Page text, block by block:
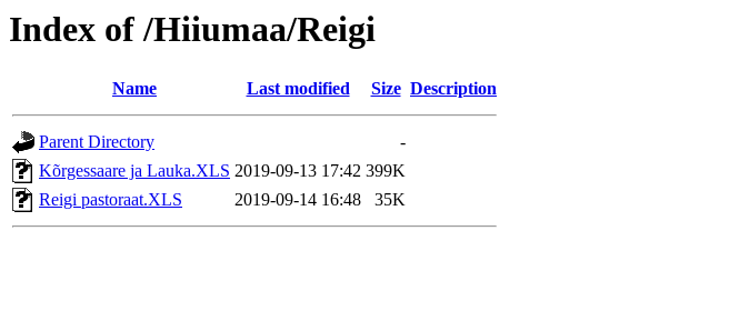
Index of /Hiiumaa/Reigi
Name Last modified Size Description
Parent Directory
-
Kõrgessaare ja Lauka.XLS 2019-09-13 17:42 399K
Reigi pastoraat.XLS
2019-09-14 16:48 35K